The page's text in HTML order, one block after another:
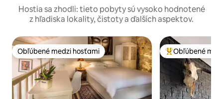
Hostia sa zhodli: tieto pobyty sú vysoko hodnotené
z hľadiska lokality, čistoty a ďalších aspektov.
Obľúbené medzi hosťami
Obľúbené medzi hosťami Najobľúbenejšie
Obľúbené